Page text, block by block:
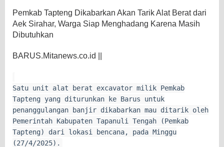
Pemkab Tapteng Dikabarkan Akan Tarik Alat Berat dari
Aek Sirahar, Warga Siap Menghadang Karena Masih
Dibutuhkan
BARUS.Mitanews.co.id ||
Satu unit alat berat excavator milik Pemkab
Tapteng yang diturunkan ke Barus untuk
penanggulangan banjir dikabarkan mau ditarik oleh
Pemerintah Kabupaten Tapanuli Tengah (Pemkab
Tapteng) dari lokasi bencana, pada Minggu
(27/4/2025).